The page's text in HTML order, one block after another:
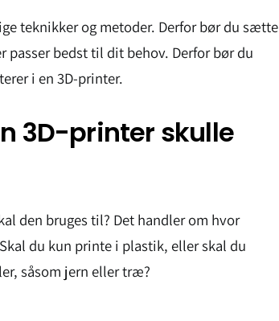
teknikker og metoder. Derfor bør du sætte
bedst til dit behov. Derfor bør du
i en 3D-printer.
3D-printer skulle
den bruges til? Det handler om hvor
du kun printe i plastik, eller skal du
såsom jern eller træ?